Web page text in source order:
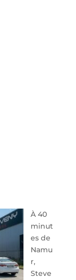
À 40
minut
es de
Namu
r,
Steve